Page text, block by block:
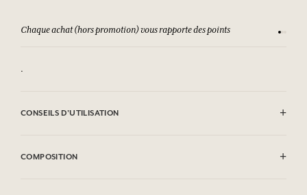
Chaque achat (hors promotion) vous rapporte des points
.
CONSEILS D'UTILISATION
COMPOSITION